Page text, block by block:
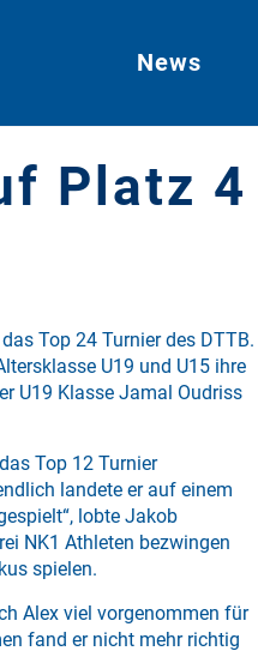
News
Platz
Top 24 Turnier des DTTB.
U19 und U15 ihre
U19 Klasse Jamal Oudriss
Top 12 Turnier
landete er auf einem
lobte Jakob
NK1 Athleten bezwingen
spielen.
Alex viel vorgenommen für
fand er nicht mehr richtig